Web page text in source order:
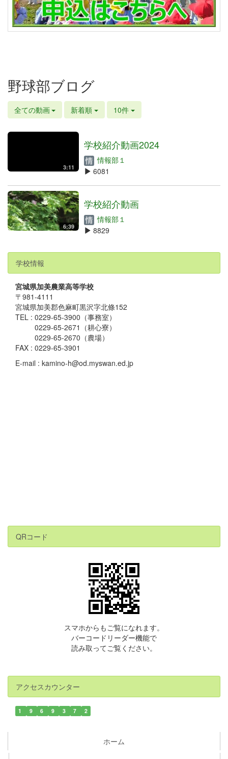
野球部ブログ
全ての動画 新着順 10件
3:11
学校紹介動画2024
情報部１
6081
6:39
学校紹介動画
情報部１
8829
学校情報
宮城県加美農業高等学校
〒981-4111
宮城県加美郡色麻町黒沢字北條152
TEL : 0229-65-3900（事務室）
0229-65-2671（耕心寮）
0229-65-2670（農場）
FAX : 0229-65-3901
E-mail : kamino-h@od.myswan.ed.jp
QRコード
スマホからもご覧になれます。
バーコードリーダー機能で
読み取ってご覧ください。
アクセスカウンター
1 9 6 9 3 7 2
ホーム